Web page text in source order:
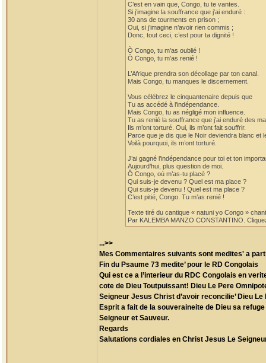
C’est en vain que, Congo, tu te vantes.
Si j’imagine la souffrance que j’ai enduré :
30 ans de tourments en prison ;
Oui, si j’imagine n’avoir rien commis ;
Donc, tout ceci, c’est pour ta dignité !
Ò Congo, tu m’as oublié !
Ò Congo, tu m’as renié !
L’Afrique prendra son décollage par ton canal.
Mais Congo, tu manques le discernement.
Vous célébrez le cinquantenaire depuis que
Tu as accédé à l’indépendance.
Mais Congo, tu as négligé mon influence.
Tu as renié la souffrance que j’ai enduré des
Ils m’ont torturé. Oui, ils m’ont fait souffrir.
Parce que je dis que le Noir deviendra blanc et
Voilà pourquoi, ils m’ont torturé.
J’ai gagné l’indépendance pour toi et ton
Aujourd’hui, plus question de moi.
Ô Congo, où m’as-tu placé ?
Qui suis-je devenu ? Quel est ma place ?
Qui suis-je devenu ! Quel est ma place ?
C’est pitié, Congo. Tu m’as renié !
Texte tiré du cantique « natuni yo Congo »
Par KALEMBA MANZO CONSTANTINO.
...>>
Mes Commentaires suivants sont medites' a
Fin du Psaume 73 medite’ pour le RD Congolais
Qui est ce a l’interieur du RDC Congolais en
cote de Dieu Toutpuissant! Dieu Le Pere
Seigneur Jesus Christ d’avoir reconcilie’ Dieu
Esprit a fait de la souveraineite de Dieu sa
Seigneur et Sauveur.
Regards
Salutations cordiales en Christ Jesus Le